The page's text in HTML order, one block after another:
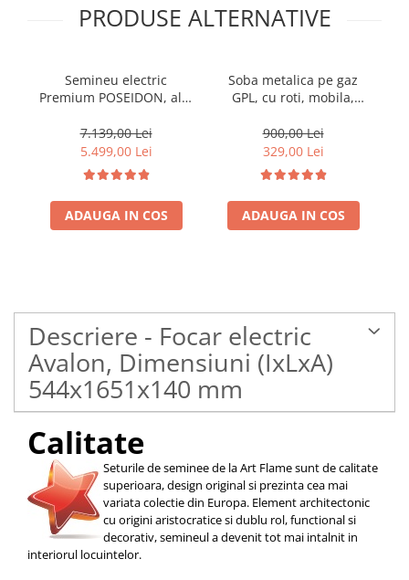
PRODUSE ALTERNATIVE
Semineu electric
Premium POSEIDON, alb,
:700*2000*330 mm, efect
3D, telecomanda
7.139,00 Lei
5.499,00 Lei
ADAUGA IN COS
Soba metalica pe gaz
GPL, cu roti, mobila,
putere, negru
900,00 Lei
329,00 Lei
ADAUGA IN COS
Descriere - Focar electric
Avalon, Dimensiuni (IxLxA)
544x1651x140 mm
Calitate
Seturile de seminee de la Art Flame sunt de calitate
superioara, design original si prezinta cea mai
variata colectie din Europa. Element architectonic
cu origini aristocratice si dublu rol, functional si
decorativ, semineul a devenit tot mai intalnit in
interiorul locuintelor.